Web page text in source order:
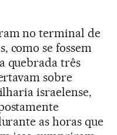
no terminal de
como se fossem
quebrada três
sobre
israelense,
as horas que